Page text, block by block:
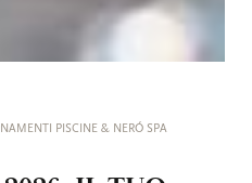
PISCINE & NERÓ SPA